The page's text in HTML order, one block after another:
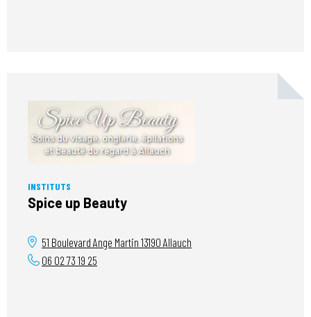
INSTITUTS
Spice up Beauty
51 Boulevard Ange Martin 13190 Allauch
06 02 73 19 25